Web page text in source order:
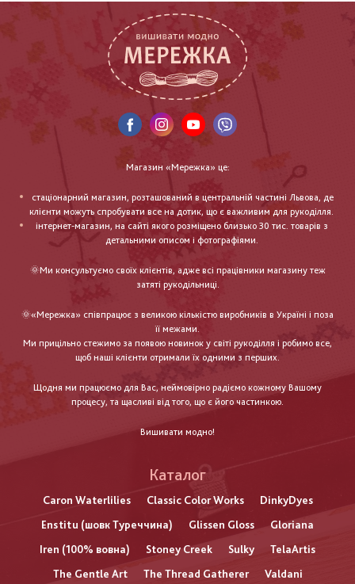
Магазин «Мережка» це:
стаціонарний магазин, розташований в центральній частині Львова, де
клієнти можуть спробувати все на дотик, що є важливим для рукоділля.
інтернет-магазин, на сайті якого розміщено близько 30 тис. товарів з
детальними описом і фотографіями.
🌞Ми консультуємо своїх клієнтів, адже всі працівники магазину теж
затяті рукодільниці.
🌞«Мережка» співпрацює з великою кількістю виробників в Україні і поза
її межами.
Ми прицільно стежимо за появою новинок у світі рукоділля і робимо все,
щоб наші клієнти отримали їх одними з перших.
Щодня ми працюємо для Вас, неймовірно радіємо кожному Вашому
процесу, та щасливі від того, що є його частинкою.
Вишивати модно!
Каталог
Caron Waterlilies Classic Color Works
DinkyDyes
Enstitu (шовк Туреччина)
Glissen Gloss
Gloriana
Iren (100% вовна)
Stoney Creek Sulky
TelaArtis
The Gentle Art
The Thread Gatherer
Valdani